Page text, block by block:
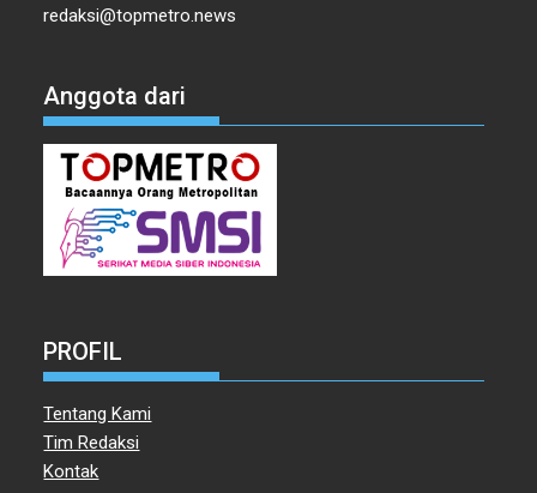
redaksi@topmetro.news
Anggota dari
PROFIL
Tentang Kami
Tim Redaksi
Kontak